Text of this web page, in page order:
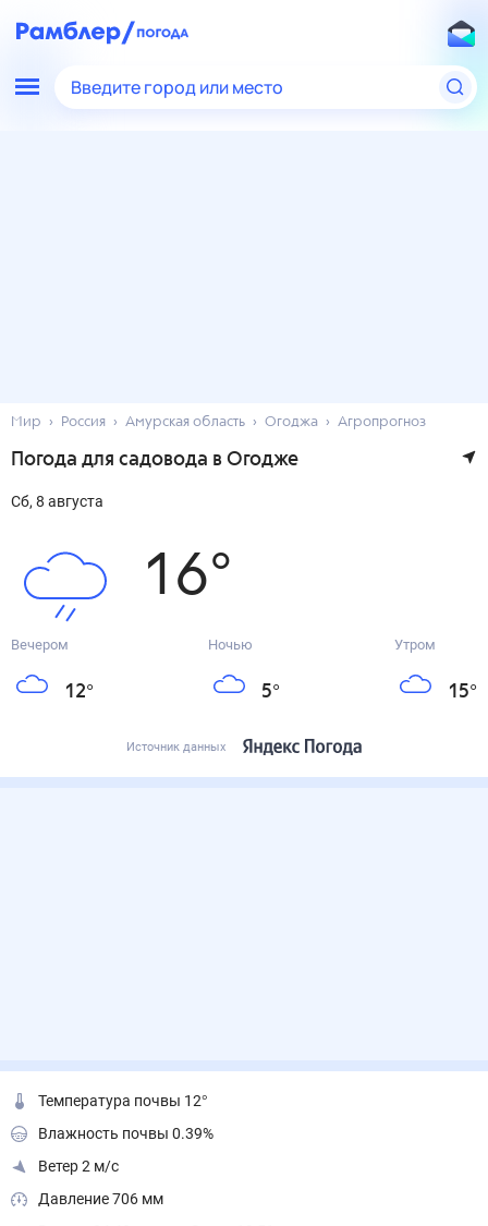
Введите город или место
Мир Россия Амурская область Огоджа Агропрогноз
Погода для садовода в Огодже
сб, 8 августа
16°
Вечером
12°
Ночью
5°
Утром
15°
Источник данных
Температура почвы 12°
Влажность почвы 0.39%
Ветер 2 м/с
Давление 706 мм